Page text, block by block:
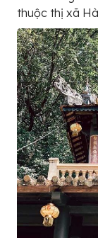
thuộc thị xã